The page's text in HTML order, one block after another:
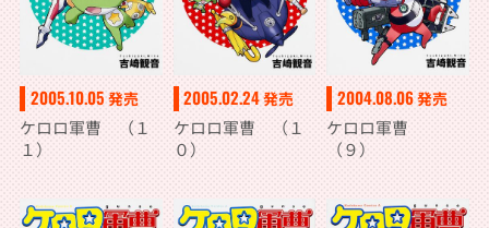
2005.10.05 発売
ケロロ軍曹 （１
１）
2005.02.24発売
ケロロ軍曹 （１
０）
2004.08.06発売
ケロロ軍曹
（９）